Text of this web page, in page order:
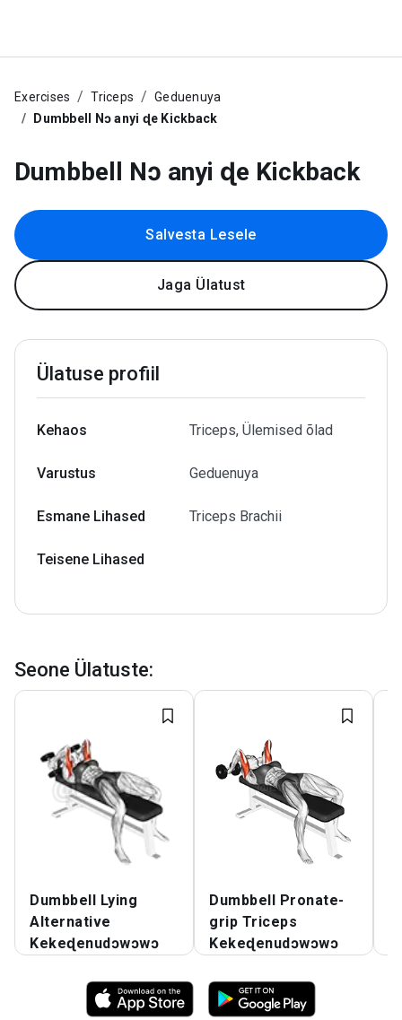
Exercises Triceps
Geduenuya
Dumbbell Nɔ anyi ɖe Kickback
Dumbbell Nɔ anyi ɖe Kickback
Salvesta Lesele
Jaga Ülatust
Ülatuse profiil
Kehaos Triceps, Ülemised õlad
Varustus Geduenuya
Esmane Lihased Triceps Brachii
Teisene Lihased
Seone Ülatuste:
Dumbbell Lying
Alternative
Kekeɖenudɔwɔwɔ
Dumbbell Pronate-
grip Triceps
Kekeɖenudɔwɔwɔ